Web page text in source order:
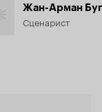
Жан-Арман
Сценарист